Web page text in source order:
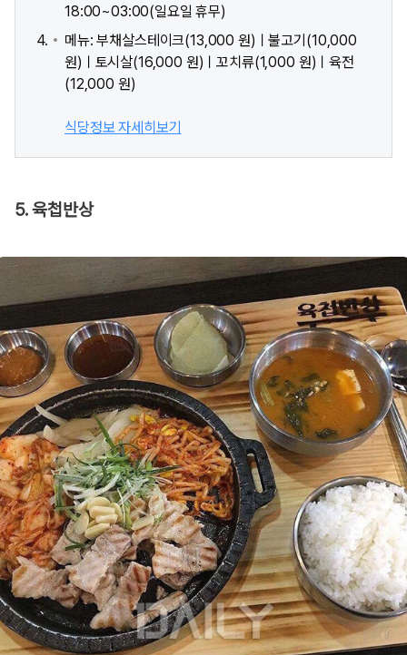
18:00~03:00(일요일 휴무)
메뉴: 부채살스테이크(13,000 원)ㅣ불고기(10,000
원)ㅣ토시살(16,000 원)ㅣ꼬치류(1,000 원)ㅣ육전
(12,000 원)
식당정보 자세히보기
5. 육첩반상